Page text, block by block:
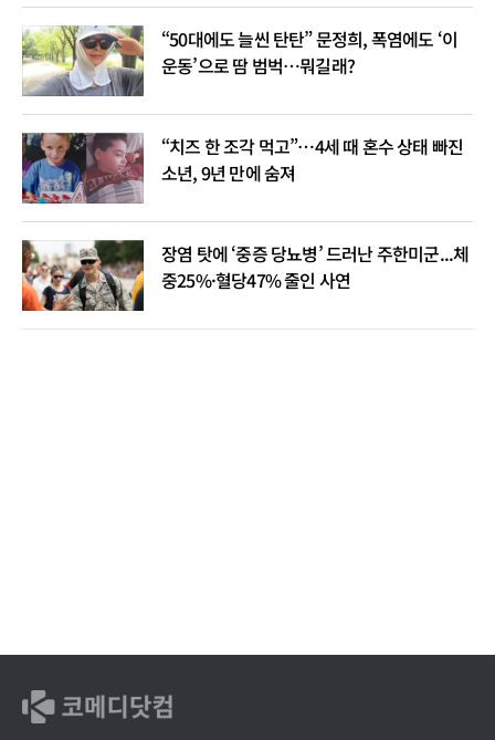
“50대에도 늘씬 탄탄” 문정희, 폭염에도 ‘이
운동’으로 땀 범벅…뭐길래?
“치즈 한 조각 먹고”…4세 때 혼수 상태 빠진
소년, 9년 만에 숨져
장염 탓에 ‘중증 당뇨병’ 드러난 주한미군...체
중25%·혈당47% 줄인 사연